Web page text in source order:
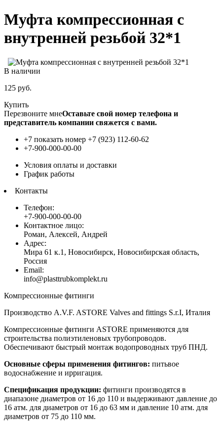
Муфта компрессионная с
внутренней резьбой 32*1
В наличии
125 руб.
Купить
Перезвоните мнеОставьте свой номер телефона и
представитель компании свяжется с вами.
+7 показать номер +7 (923) 112-60-62
+7-900-000-00-00
Условия оплаты и доставки
График работы
Контакты
Телефон:
+7-900-000-00-00
Контактное лицо:
Роман, Алексей, Андрей
Адрес:
Мира 61 к.1, Новосибирск, Новосибирская область,
Россия
Email:
info@plasttrubkomplekt.ru
Компрессионные фитинги
Производство A.V.F. ASTORE Valves and fittings S.r.I, Италия
Компрессионные фитинги ASTORE применяются для
строительства полиэтиленовых трубопроводов.
Обеспечивают быстрый монтаж водопроводных труб ПНД.
Основные сферы применения фитингов: питьвое
водоснабжение и ирригация.
Спецификация продукции: фитинги производятся в
диапазоне диаметров от 16 до 110 и выдерживают давление до
16 атм. для диаметров от 16 до 63 мм и давление 10 атм. для
диаметров от 75 до 110 мм.